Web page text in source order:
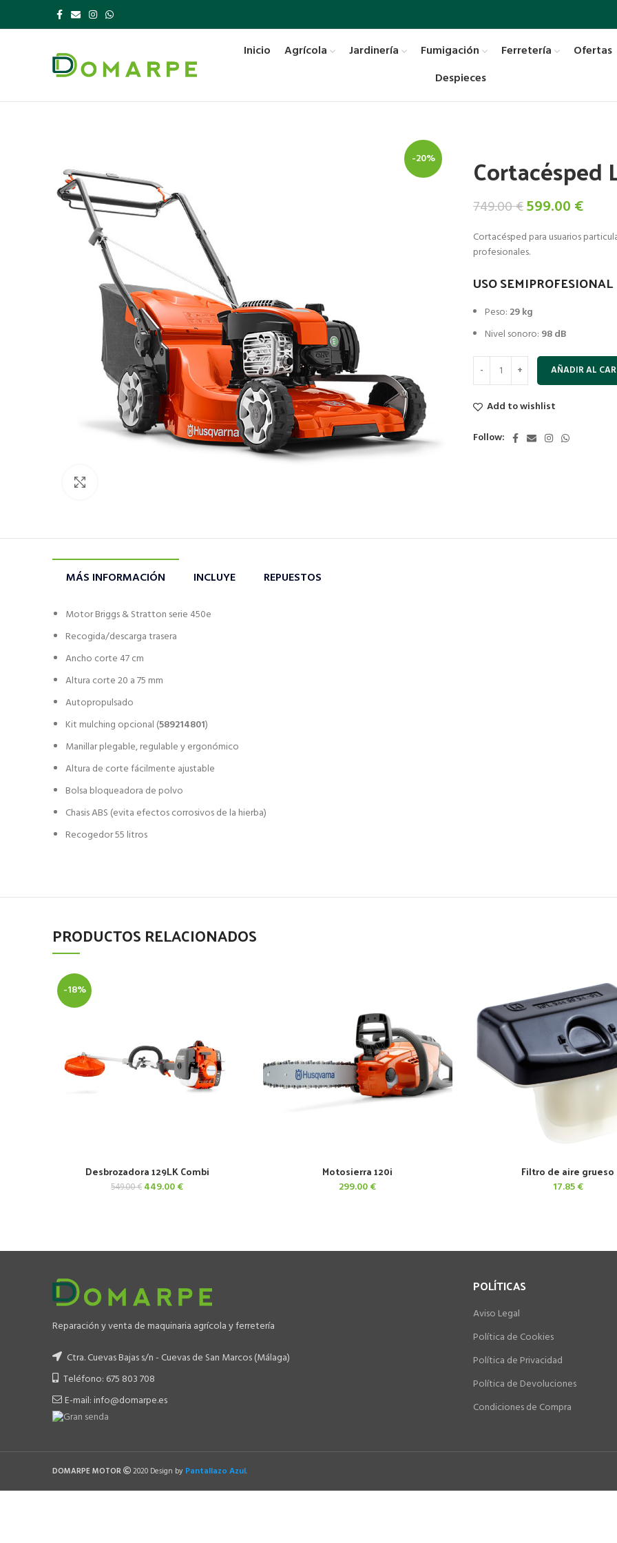
Inicio Agrícola Jardinería Fumigación Ferretería
Ofertas
Despieces
-20% Cortacésped
749.00€El
original
era:
749.00 €.
599.00 €El
Cortacésped para usuarios
profesionales.
USO SEMIPROFESIONAL
Peso: 29 kg
Nivel sonoro: 98 dB
AÑADIR AL
Add to wishlist
Follow:
MÁS INFORMACIÓN INCLUYE REPUESTOS
Motor Briggs & Stratton serie 450e
Recogida/descarga trasera
Ancho corte 47 cm
Altura corte 20 a 75 mm
Autopropulsado
Kit mulching opcional (589214801)
Manillar plegable, regulable y ergonómico
Altura de corte fácilmente ajustable
Bolsa bloqueadora de polvo
Chasis ABS (evita efectos corrosivos de la hierba)
Recogedor 55 litros
PRODUCTOS RELACIONADOS
-18%
AÑADIR AL CARRITO
Desbrozadora 129LK Combi
549.00€ El
449.00€El
AÑADIR AL CARRITO
Motosierra 120i
299.00€
AÑADIR AL CARRITO
Filtro de aire grueso
17.85€
Reparación y venta de maquinaria agrícola y ferretería
Ctra. Cuevas Bajas s/n - Cuevas de San Marcos (Málaga)
Teléfono: 675 803 708
E-mail: info@domarpe.es
POLÍTICAS
Aviso Legal
Política de Cookies
Política de Privacidad
Política de Devoluciones
Condiciones de Compra
DOMARPE MOTOR 2020 Design by Pantallazo Azul.